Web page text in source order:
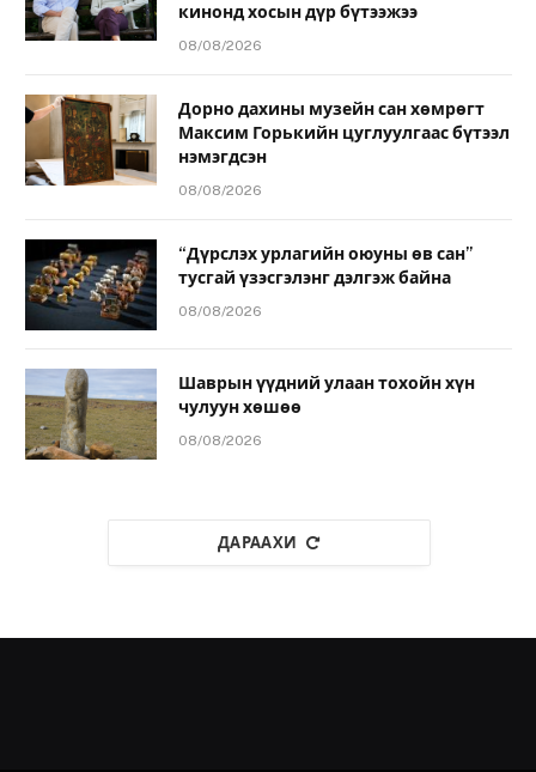
кинонд хосын дүр бүтээжээ
08/08/2026
Дорно дахины музейн сан хөмрөгт
Максим Горькийн цуглуулгаас бүтээл
нэмэгдсэн
08/08/2026
“Дүрслэх урлагийн оюуны өв сан”
тусгай үзэсгэлэнг дэлгэж байна
08/08/2026
Шаврын үүдний улаан тохойн хүн
чулуун хөшөө
08/08/2026
ДАРААХИ